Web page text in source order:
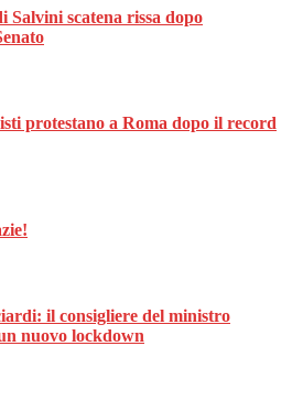
Salvini scatena rissa dopo
protestano a Roma dopo il record
il consigliere del ministro
nuovo lockdown